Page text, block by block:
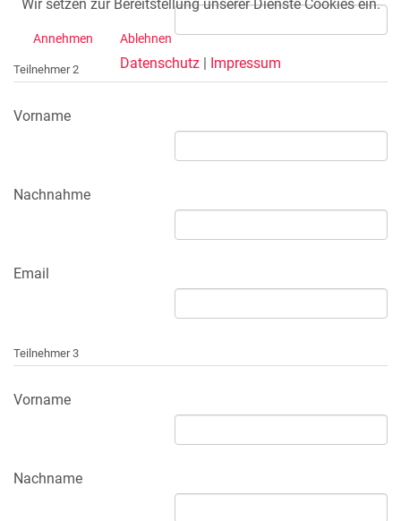
Teilnehmer 2
Vorname
Nachnahme
Email
Teilnehmer 3
Vorname
Nachname
Wir setzen zur Bereitstellung unserer Dienste Cookies ein.
Annehmen Ablehnen
Datenschutz | Impressum